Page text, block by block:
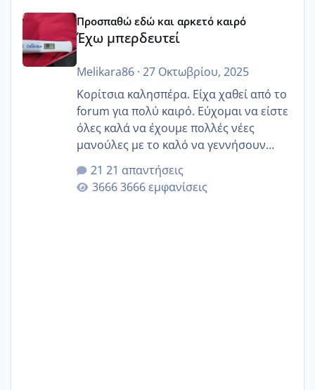
Έχω μπερδευτεί
Προσπαθώ εδώ και αρκετό καιρό
Έχω μπερδευτεί
Melikara86· 27 Οκτωβρίου, 2025
Κορίτσια καλησπέρα. Είχα χαθεί από το
forum για πολύ καιρό. Εύχομαι να είστε
όλες καλά να έχουμε πολλές νέες
μανούλες με το καλό να γεννήσουν
αυτές που ήδη περιμένουν. Να πάρουν
γερα μωράκια στην αγκαλίτσα τους
🙏🏼🙏🏼 Ας πάμε λοιπόν στο θέμα μου.
21 απαντήσεις
3666 εμφανίσεις